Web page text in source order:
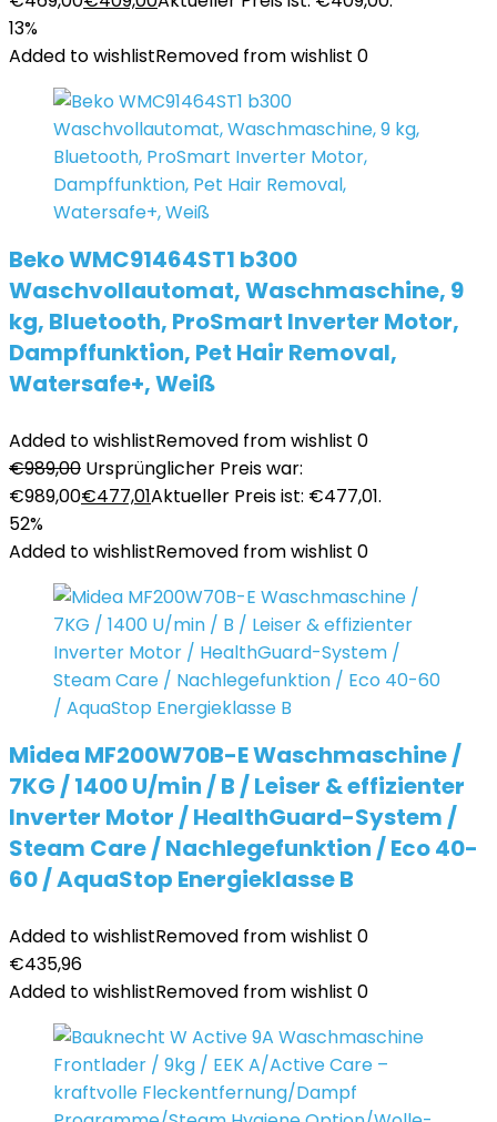
13%
Added to wishlistRemoved from wishlist 0
Beko WMC91464ST1 b300
Waschvollautomat, Waschmaschine, 9
kg, Bluetooth, ProSmart Inverter Motor,
Dampffunktion, Pet Hair Removal,
Watersafe+, Weiß
Added to wishlistRemoved from wishlist 0
€989,00 Ursprünglicher Preis war:
€989,00€477,01Aktueller Preis ist: €477,01.
52%
Added to wishlistRemoved from wishlist 0
Midea MF200W70B-E Waschmaschine /
7KG / 1400 U/min / B / Leiser & effizienter
Inverter Motor / HealthGuard-System /
Steam Care / Nachlegefunktion / Eco 40-
60 / AquaStop Energieklasse B
Added to wishlistRemoved from wishlist 0
€435,96
Added to wishlistRemoved from wishlist 0